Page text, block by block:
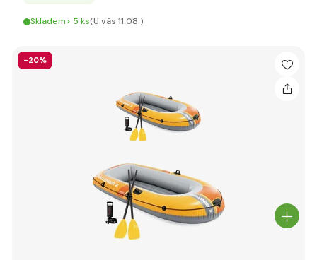
Skladem> 5 ks(U vás 11.08.)
-20%